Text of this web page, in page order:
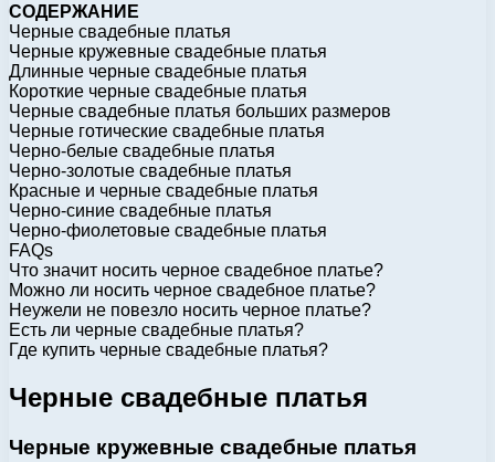
СОДЕРЖАНИЕ
Черные свадебные платья
Черные кружевные свадебные платья
Длинные черные свадебные платья
Короткие черные свадебные платья
Черные свадебные платья больших размеров
Черные готические свадебные платья
Черно-белые свадебные платья
Черно-золотые свадебные платья
Красные и черные свадебные платья
Черно-синие свадебные платья
Черно-фиолетовые свадебные платья
FAQs
Что значит носить черное свадебное платье?
Можно ли носить черное свадебное платье?
Неужели не повезло носить черное платье?
Есть ли черные свадебные платья?
Где купить черные свадебные платья?
Черные свадебные платья
Черные кружевные свадебные платья